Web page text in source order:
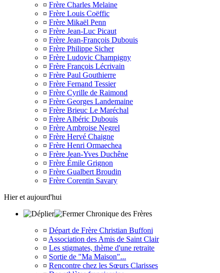
¤ Frère Charles Melaine
¤ Frère Louis Coëffic
¤ Frère Mikaël Penn
¤ Frère Jean-Luc Picaut
¤ Frère Jean-François Dubouis
¤ Frère Philippe Sicher
¤ Frère Ludovic Champigny
¤ Frère François Lécrivain
¤ Frère Paul Gouthierre
¤ Frère Fernand Tessier
¤ Frère Cyrille de Raimond
¤ Frère Georges Landemaine
¤ Frère Brieuc Le Maréchal
¤ Frère Albéric Dubouis
¤ Frère Ambroise Negrel
¤ Frère Hervé Chaigne
¤ Frère Henri Ormaechea
¤ Frère Jean-Yves Duchêne
¤ Frère Émile Grignon
¤ Frère Gualbert Broudin
¤ Frère Corentin Savary
Hier et aujourd'hui
Chronique des Frères
¤ Départ de Frère Christian Buffoni
¤ Association des Amis de Saint Clair
¤ Les stigmates, thème d'une retraite
¤ Sortie de "Ma Maison"...
¤ Rencontre chez les Sœurs Clarisses